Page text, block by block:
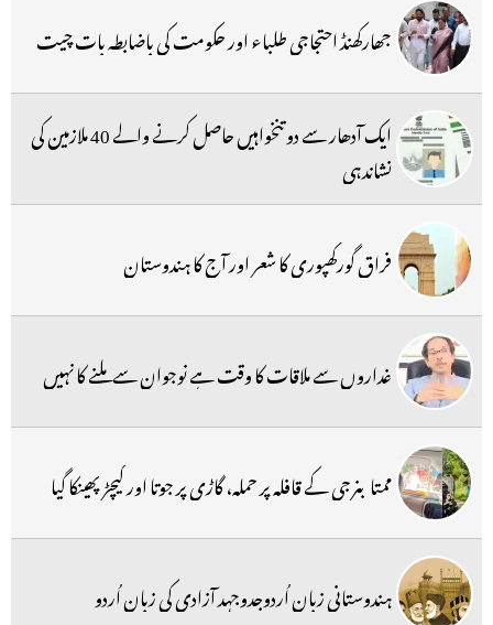
جھارکھنڈ احتجاجی طلباء اور حکومت کی باضابطہ بات چیت
ایک آدھار سے دو تنخواہیں حاصل کرنے والے 40 ملازمین کی
نشاندہی
فراق گورکھپوری کا شعر اور آج کا ہندوستان
غداروں سے ملاقات کا وقت ہے نوجوان سے ملنے کا نہیں
ممتا بنرجی کے قافلہ پر حملہ، گاڑی پر جوتا اور کیچڑ پھینکا گیا
ہندوستانی زبان اُردوجدوجہد آزادی کی زبان اُردو